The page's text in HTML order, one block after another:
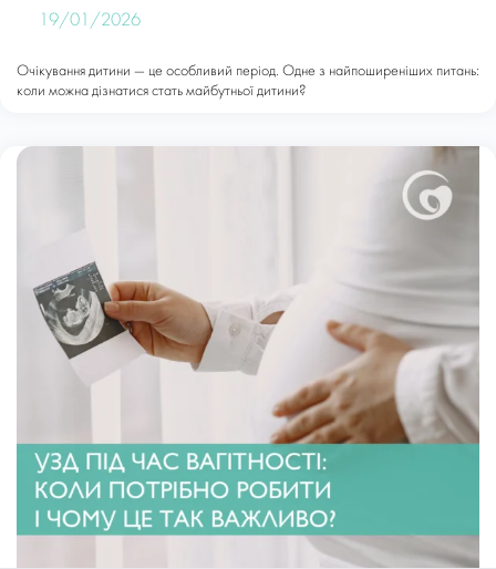
19/01/2026
Очікування дитини — це особливий період. Одне з найпоширеніших питань:
коли можна дізнатися стать майбутньої дитини?